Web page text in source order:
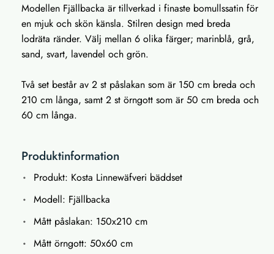
Modellen Fjällbacka är tillverkad i finaste bomullssatin för
en mjuk och skön känsla. Stilren design med breda
lodräta ränder. Välj mellan 6 olika färger; marinblå, grå,
sand, svart, lavendel och grön.
Två set består av 2 st påslakan som är 150 cm breda och
210 cm långa, samt 2 st örngott som är 50 cm breda och
60 cm långa.
Produktinformation
Produkt: Kosta Linnewäfveri bäddset
Modell: Fjällbacka
Mått påslakan: 150x210 cm
Mått örngott: 50x60 cm